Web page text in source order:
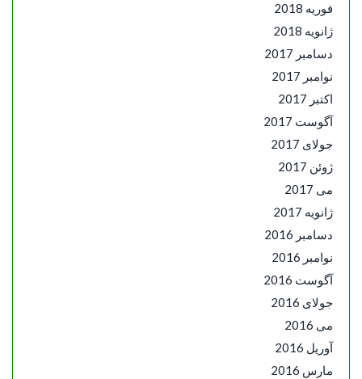
فوریه 2018
ژانویه 2018
دسامبر 2017
نوامبر 2017
اکتبر 2017
آگوست 2017
جولای 2017
ژوئن 2017
می 2017
ژانویه 2017
دسامبر 2016
نوامبر 2016
آگوست 2016
جولای 2016
می 2016
آوریل 2016
مارس 2016